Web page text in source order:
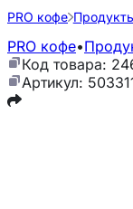
PRO кофе
PRO кофе•
Код товара:
Артикул: